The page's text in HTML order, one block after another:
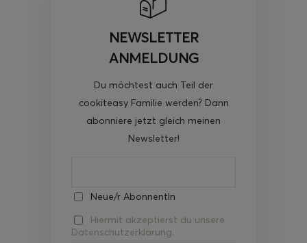
NEWSLETTER
ANMELDUNG
Du möchtest auch Teil der
cookiteasy Familie werden? Dann
abonniere jetzt gleich meinen
Newsletter!
Neue/r AbonnentIn
Hiermit akzeptierst du unsere
Datenschutzerklärung.